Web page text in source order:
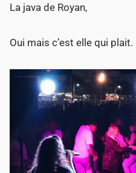
La java de Royan,
Oui mais c’est elle qui plait.